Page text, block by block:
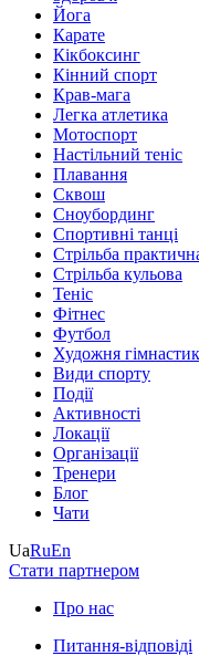
Йога
Карате
Кікбоксинг
Кінний спорт
Крав-мага
Легка атлетика
Мотоспорт
Настільний теніс
Плавання
Сквош
Сноубординг
Спортивні танці
Стрільба
Стрільба кульова
Теніс
Фітнес
Футбол
Художня
Види спорту
Події
Активності
Локації
Організації
Тренери
Блог
Чати
UaRuEn
Стати партнером
Про нас
Питання-відповіді